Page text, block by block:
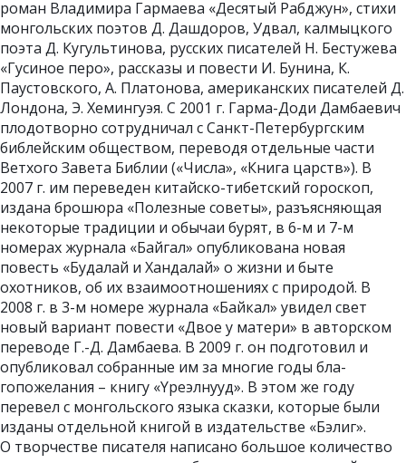
роман Владимира Гармаева «Десятый Рабджун», стихи
монгольских поэтов Д. Дашдоров, Удвал, калмыцкого
поэта Д. Кугультинова, русских писателей Н. Бестужева
«Гусиное перо», рассказы и повести И. Бунина, К.
Паустовского, А. Платонова, американских писателей Д.
Лондона, Э. Хемингуэя. С 2001 г. Гарма-Доди Дамбаевич
плодотворно сотрудничал с Санкт-Петербургским
библейским обществом, переводя отдельные части
Ветхого Завета Библии («Числа», «Книга царств»). В
2007 г. им переведен китайско-тибетский гороскоп,
издана брошюра «Полезные советы», разъясняющая
некоторые традиции и обычаи бурят, в 6-м и 7-м
номерах журнала «Байгал» опубликована новая
повесть «Будалай и Хандалай» о жизни и быте
охотников, об их взаимоотношениях с природой. В
2008 г. в 3-м номере журнала «Байкал» увидел свет
новый вариант повести «Двое у матери» в авторском
переводе Г.-Д. Дамбаева. В 2009 г. он подготовил и
опубликовал собранные им за многие годы бла-
гопожелания – книгу «Yреэлнyyд». В этом же году
перевел с монгольского языка сказки, которые были
изданы отдельной книгой в издательстве «Бэлиг».
О творчестве писателя написано большое количество